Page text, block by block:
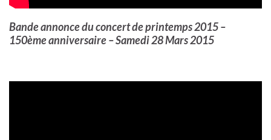
Bande annonce du concert de printemps 2015 –
150ème anniversaire – Samedi 28 Mars 2015